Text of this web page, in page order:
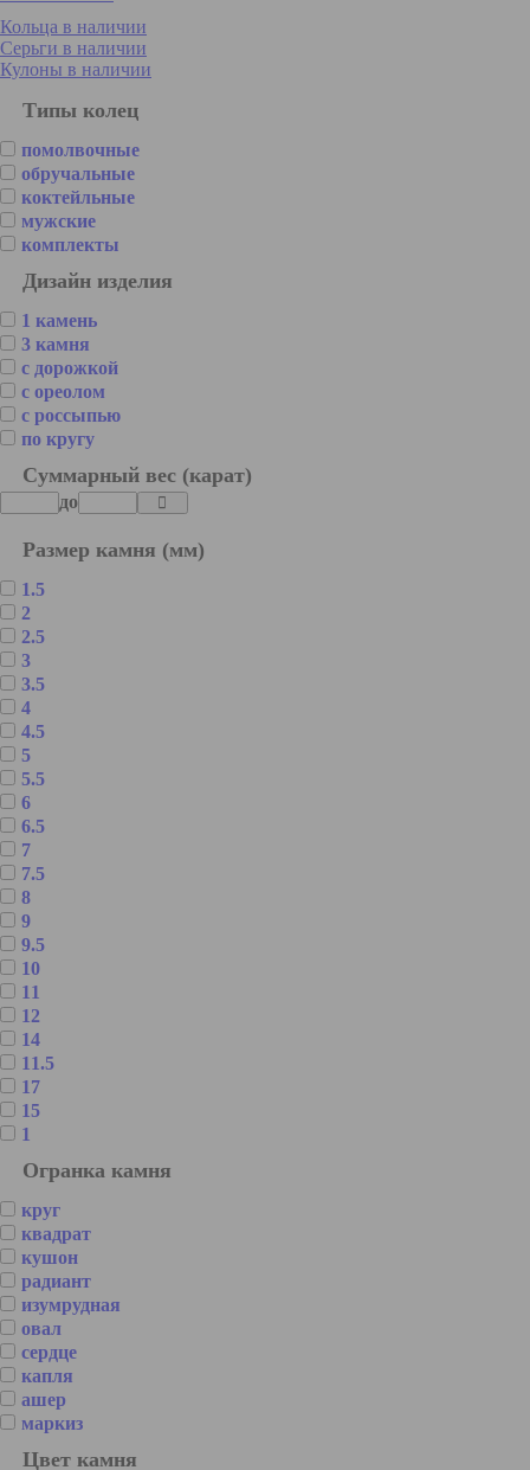
Кольца в наличии
Серьги в наличии
Кулоны в наличии
Типы колец
помолвочные
обручальные
коктейльные
мужские
комплекты
Дизайн изделия
1 камень
3 камня
с дорожкой
с ореолом
с россыпью
по кругу
Cуммарный вес (карат)
до
Размер камня (мм)
1.5
2
2.5
3
3.5
4
4.5
5
5.5
6
6.5
7
7.5
8
9
9.5
10
11
12
14
11.5
17
15
1
Огранка камня
круг
квадрат
кушон
радиант
изумрудная
овал
сердце
капля
ашер
маркиз
Цвет камня